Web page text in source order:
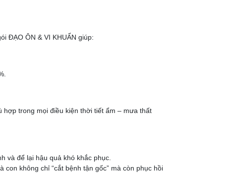
ĐẠO ÔN & VI KHUẨN giúp:
trong mọi điều kiện thời tiết ẩm – mưa thất
và để lại hậu quả khó khắc phục.
con không chỉ “cắt bệnh tận gốc” mà còn phục hồi